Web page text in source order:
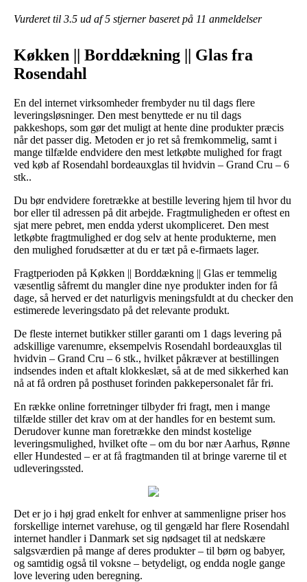
Vurderet til 3.5 ud af 5 stjerner baseret på 11 anmeldelser
Køkken || Borddækning || Glas fra
Rosendahl
En del internet virksomheder frembyder nu til dags flere
leveringsløsninger. Den mest benyttede er nu til dags
pakkeshops, som gør det muligt at hente dine produkter præcis
når det passer dig. Metoden er jo ret så fremkommelig, samt i
mange tilfælde endvidere den mest letkøbte mulighed for fragt
ved køb af Rosendahl bordeauxglas til hvidvin – Grand Cru – 6
stk..
Du bør endvidere foretrække at bestille levering hjem til hvor du
bor eller til adressen på dit arbejde. Fragtmuligheden er oftest en
sjat mere pebret, men endda yderst ukompliceret. Den mest
letkøbte fragtmulighed er dog selv at hente produkterne, men
den mulighed forudsætter at du er tæt på e-firmaets lager.
Fragtperioden på Køkken || Borddækning || Glas er temmelig
væsentlig såfremt du mangler dine nye produkter inden for få
dage, så herved er det naturligvis meningsfuldt at du checker den
estimerede leveringsdato på det relevante produkt.
De fleste internet butikker stiller garanti om 1 dags levering på
adskillige varenumre, eksempelvis Rosendahl bordeauxglas til
hvidvin – Grand Cru – 6 stk., hvilket påkræver at bestillingen
indsendes inden et aftalt klokkeslæt, så at de med sikkerhed kan
nå at få ordren på posthuset forinden pakkepersonalet får fri.
En række online forretninger tilbyder fri fragt, men i mange
tilfælde stiller det krav om at der handles for en bestemt sum.
Derudover kunne man foretrække den mindst kostelige
leveringsmulighed, hvilket ofte – om du bor nær Aarhus, Rønne
eller Hundested – er at få fragtmanden til at bringe varerne til et
udleveringssted.
Det er jo i høj grad enkelt for enhver at sammenligne priser hos
forskellige internet varehuse, og til gengæld har flere Rosendahl
internet handler i Danmark set sig nødsaget til at nedskære
salgsværdien på mange af deres produkter – til børn og babyer,
og samtidig også til voksne – betydeligt, og endda nogle gange
love levering uden beregning.